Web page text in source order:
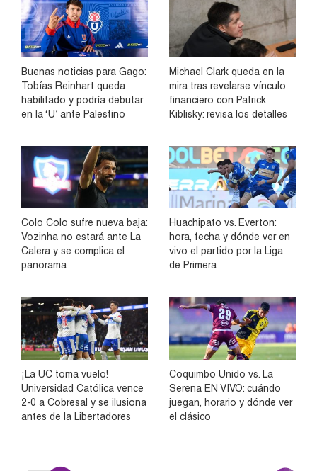
Buenas noticias para Gago:
Tobías Reinhart queda
habilitado y podría debutar
en la ‘U’ ante Palestino
Michael Clark queda en la
mira tras revelarse vínculo
financiero con Patrick
Kiblisky: revisa los detalles
Colo Colo sufre nueva baja:
Vozinha no estará ante La
Calera y se complica el
panorama
Huachipato vs. Everton:
hora, fecha y dónde ver en
vivo el partido por la Liga
de Primera
¡La UC toma vuelo!
Universidad Católica vence
2-0 a Cobresal y se ilusiona
antes de la Libertadores
Coquimbo Unido vs. La
Serena EN VIVO: cuándo
juegan, horario y dónde ver
el clásico